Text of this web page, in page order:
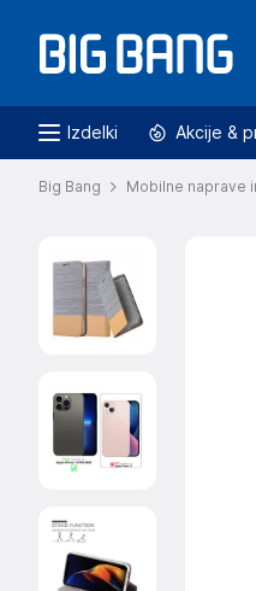
Izdelki Akcije &
Big Bang Mobilne naprave